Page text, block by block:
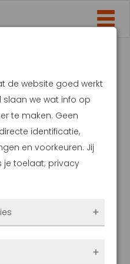
veel
Zeker
de website goed werkt
slaan we wat info op
te maken. Geen
identificatie,
en voorkeuren. Jij
je toelaat; privacy